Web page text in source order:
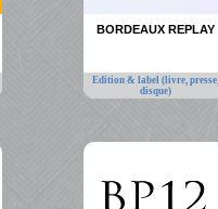
BORDEAUX REPLAY
Edition & label (livre, presse,
disque)